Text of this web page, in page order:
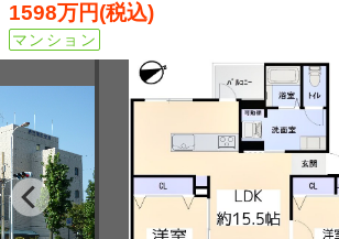
1598万円(税込)
マンション